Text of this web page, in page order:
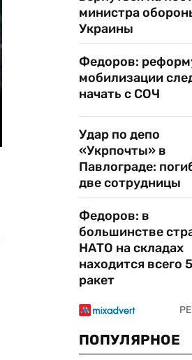
министра
Украины
Федоров:
мобилизации
начать с СОЧ
Удар по депо
«Укрпочты» в
Павлограде:
две сотрудницы
Федоров: в
большинстве
НАТО на складах
находится всего
ракет
ПОПУЛЯРНОЕ